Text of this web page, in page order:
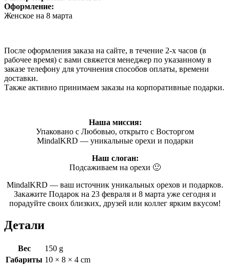
Оформление:
Женское на 8 марта
После оформления заказа на сайте, в течение 2-х часов (в
рабочее время) с вами свяжется менеджер по указанному в
заказе телефону для уточнения способов оплаты, времени
доставки.
Также активно принимаем заказы на корпоративные подарки.
Наша миссия:
Упаковано с Любовью, открыто с Восторгом
MindalKRD — уникальные орехи и подарки
Наш слоган:
Подсаживаем на орехи 🙂
MindalKRD — ваш источник уникальных орехов и подарков.
Закажите Подарок на 23 февраля и 8 марта уже сегодня и
порадуйте своих близких, друзей или коллег ярким вкусом!
Детали
Вес
150 g
Габариты 10 × 8 × 4 cm